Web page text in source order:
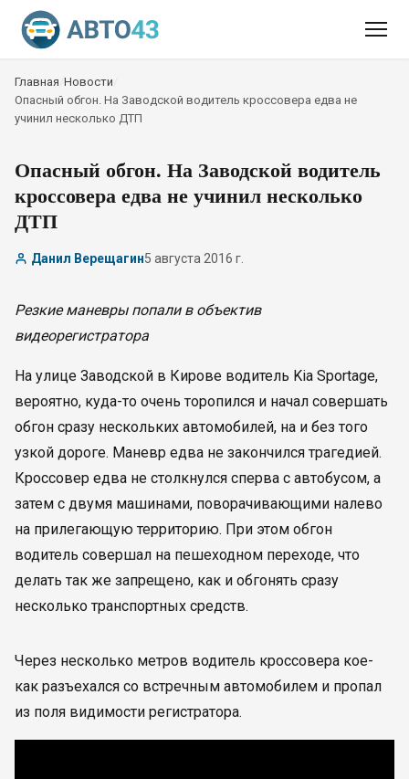
Главная Новости
Опасный обгон. На Заводской водитель кроссовера едва не
учинил несколько ДТП
Опасный обгон. На Заводской водитель
кроссовера едва не учинил несколько
ДТП
Данил Верещагин5 августа 2016 г.
Резкие маневры попали в объектив
видеорегистратора
На улице Заводской в Кирове водитель Kia Sportage,
вероятно, куда-то очень торопился и начал совершать
обгон сразу нескольких автомобилей, на и без того
узкой дороге. Маневр едва не закончился трагедией.
Кроссовер едва не столкнулся сперва с автобусом, а
затем с двумя машинами, поворачивающими налево
на прилегающую территорию. При этом обгон
водитель совершал на пешеходном переходе, что
делать так же запрещено, как и обгонять сразу
несколько транспортных средств.
Через несколько метров водитель кроссовера кое-
как разъехался со встречным автомобилем и пропал
из поля видимости регистратора.